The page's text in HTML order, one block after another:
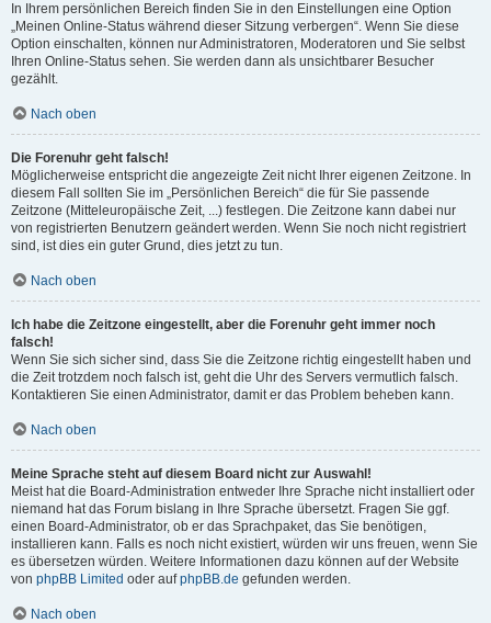
In Ihrem persönlichen Bereich finden Sie in den Einstellungen eine Option
„Meinen Online-Status während dieser Sitzung verbergen“. Wenn Sie diese
Option einschalten, können nur Administratoren, Moderatoren und Sie selbst
Ihren Online-Status sehen. Sie werden dann als unsichtbarer Besucher
gezählt.
Nach oben
Die Forenuhr geht falsch!
Möglicherweise entspricht die angezeigte Zeit nicht Ihrer eigenen Zeitzone. In
diesem Fall sollten Sie im „Persönlichen Bereich“ die für Sie passende
Zeitzone (Mitteleuropäische Zeit, ...) festlegen. Die Zeitzone kann dabei nur
von registrierten Benutzern geändert werden. Wenn Sie noch nicht registriert
sind, ist dies ein guter Grund, dies jetzt zu tun.
Nach oben
Ich habe die Zeitzone eingestellt, aber die Forenuhr geht immer noch
falsch!
Wenn Sie sich sicher sind, dass Sie die Zeitzone richtig eingestellt haben und
die Zeit trotzdem noch falsch ist, geht die Uhr des Servers vermutlich falsch.
Kontaktieren Sie einen Administrator, damit er das Problem beheben kann.
Nach oben
Meine Sprache steht auf diesem Board nicht zur Auswahl!
Meist hat die Board-Administration entweder Ihre Sprache nicht installiert oder
niemand hat das Forum bislang in Ihre Sprache übersetzt. Fragen Sie ggf.
einen Board-Administrator, ob er das Sprachpaket, das Sie benötigen,
installieren kann. Falls es noch nicht existiert, würden wir uns freuen, wenn Sie
es übersetzen würden. Weitere Informationen dazu können auf der Website
von phpBB Limited oder aufphpBB.de gefunden werden.
Nach oben